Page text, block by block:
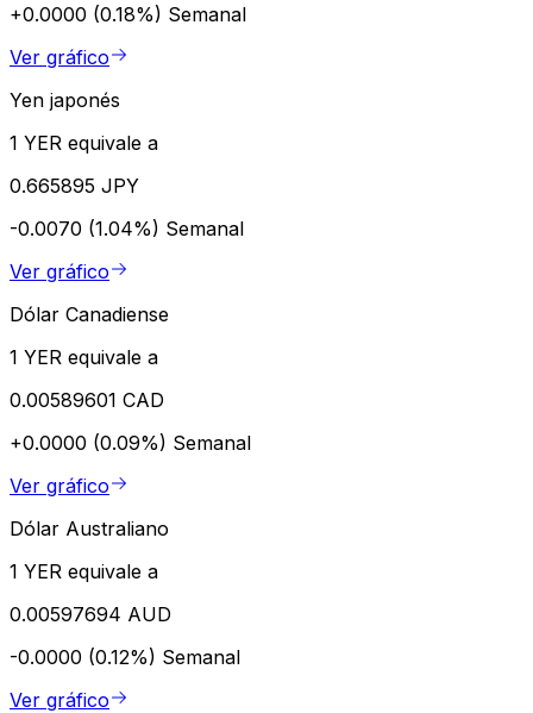
+0.0000 (0.18%) Semanal
Ver gráfico
Yen japonés
1 YER equivale a
0.665895 JPY
-0.0070 (1.04%) Semanal
Ver gráfico
Dólar Canadiense
1 YER equivale a
0.00589601 CAD
+0.0000 (0.09%) Semanal
Ver gráfico
Dólar Australiano
1 YER equivale a
0.00597694 AUD
-0.0000 (0.12%) Semanal
Ver gráfico